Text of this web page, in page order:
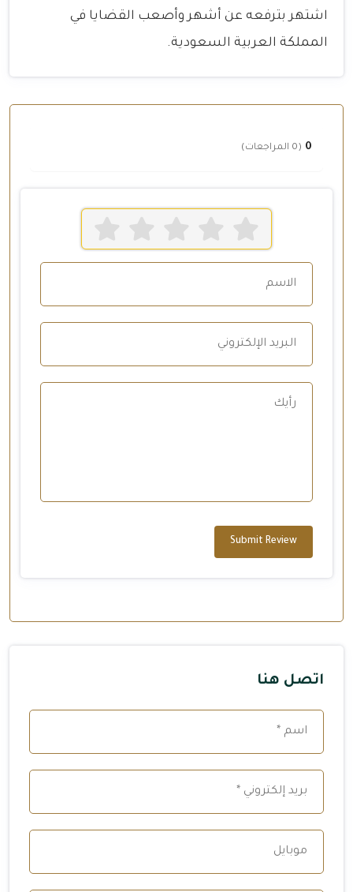
اشتهر بترفعه عن أشهر وأصعب القضايا في
المملكة العربية السعودية.
0 (0 المراجعات)
Submit Review
اتصل هنا